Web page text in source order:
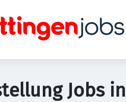
Jobs in